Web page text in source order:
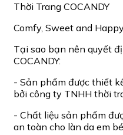
Thời Trang COCANDY
Comfy, Sweet and
Tại sao bạn nên quyết
COCANDY:
- Sản phẩm được thiết
bởi công ty TNHH thời
- Chất liệu sản phẩm
an toàn cho làn da em bé